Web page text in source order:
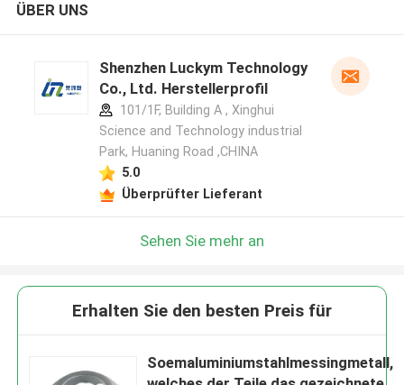
ÜBER UNS
Shenzhen Luckym Technology
Co., Ltd. Herstellerprofil
101/1F, Building A , Xinghui
Science and Technology industrial
Park, Huaning Road ,CHINA
5.0
Überprüfter Lieferant
Sehen Sie mehr an
Erhalten Sie den besten Preis für
Soemaluminiumstahlmessingmetall,